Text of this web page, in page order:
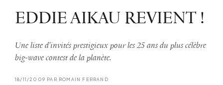
EDDIE AIKAU REVIENT !
Une liste d'invités prestigieux pour les 25 ans du plus célèbre
big-wave contest de la planète.
18/11/2009 PAR ROMAIN FERRAND